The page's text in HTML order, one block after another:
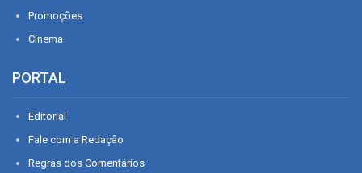
Promoções
Cinema
PORTAL
Editorial
Fale com a Redação
Regras dos Comentários